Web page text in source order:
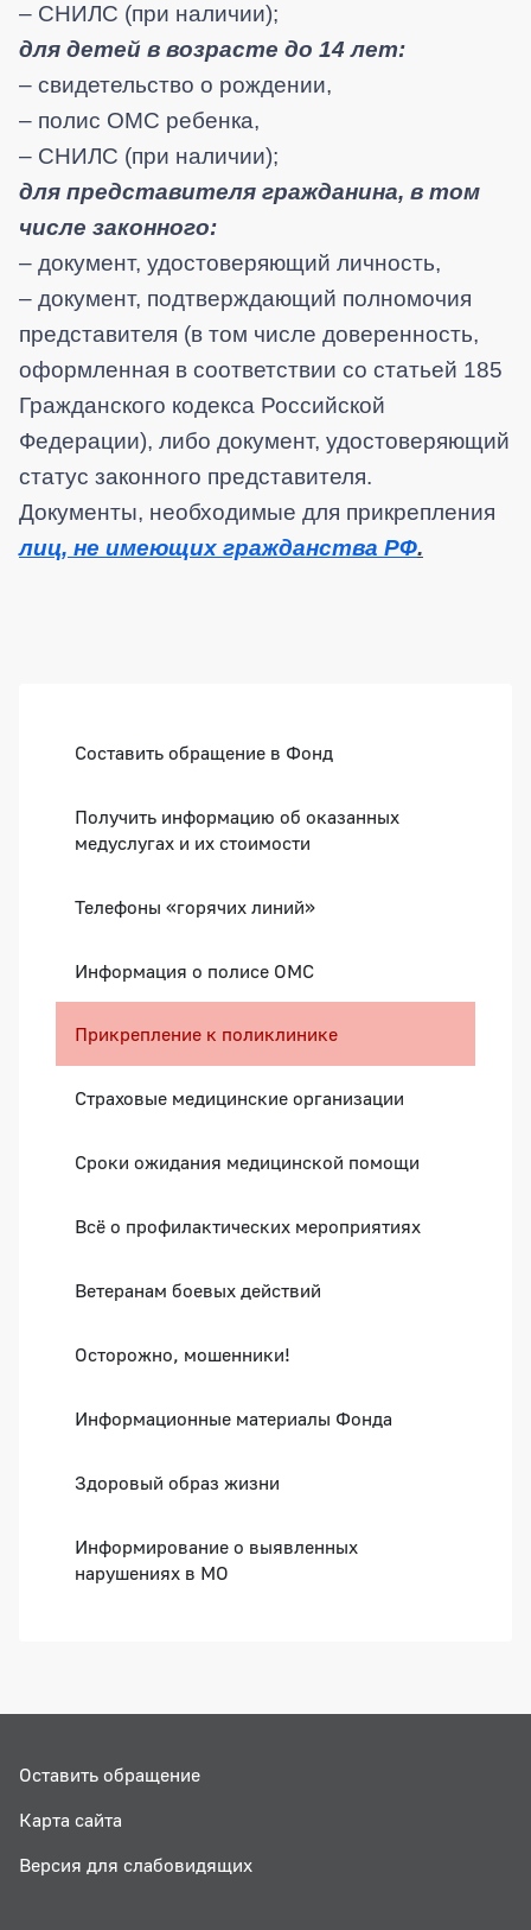
– СНИЛС (при наличии);
для детей в возрасте до 14 лет:
– свидетельство о рождении,
– полис ОМС ребенка,
– СНИЛС (при наличии);
для представителя гражданина, в том
числе законного:
– документ, удостоверяющий личность,
– документ, подтверждающий полномочия
представителя (в том числе доверенность,
оформленная в соответствии со статьей 185
Гражданского кодекса Российской
Федерации), либо документ, удостоверяющий
статус законного представителя.
Документы, необходимые для прикрепления
лиц, не имеющих гражданства РФ.
Составить обращение в Фонд
Получить информацию об оказанных
медуслугах и их стоимости
Телефоны «горячих линий»
Информация о полисе ОМС
Прикрепление к поликлинике
Страховые медицинские организации
Сроки ожидания медицинской помощи
Всё о профилактических мероприятиях
Ветеранам боевых действий
Осторожно, мошенники!
Информационные материалы Фонда
Здоровый образ жизни
Информирование о выявленных
нарушениях в МО
Оставить обращение
Карта сайта
Версия для слабовидящих